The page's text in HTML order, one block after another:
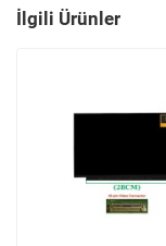
İlgili Ürünler